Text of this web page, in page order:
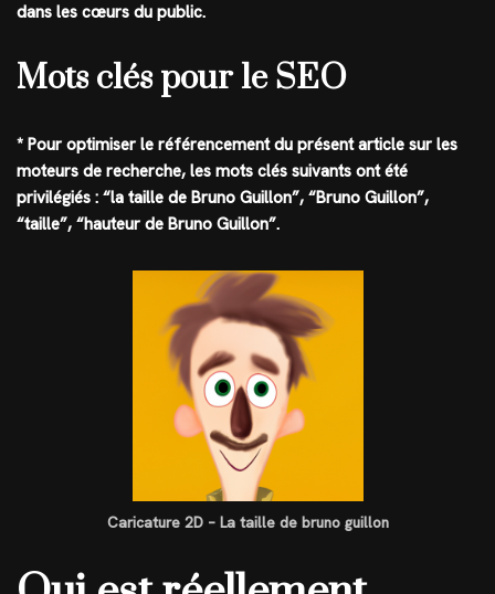
dans les cœurs du public.
Mots clés pour le SEO
* Pour optimiser le référencement du présent article sur les
moteurs de recherche, les mots clés suivants ont été
privilégiés : “la taille de Bruno Guillon”, “Bruno Guillon”,
“taille”, “hauteur de Bruno Guillon”.
Caricature 2D – La taille de bruno guillon